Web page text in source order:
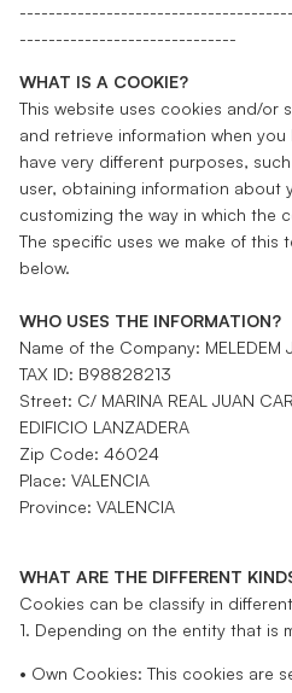
------------------------------
WHAT IS A COOKIE?
This website uses cookies and/or
and retrieve information when
have very different purposes,
user, obtaining information about
customizing the way in which the
The specific uses we make of this
below.
WHO USES THE INFORMATION?
Name of the Company: MELEDEM
TAX ID: B98828213
Street: C/ MARINA REAL JUAN
EDIFICIO LANZADERA
Zip Code: 46024
Place: VALENCIA
Province: VALENCIA
WHAT ARE THE DIFFERENT
Cookies can be classify in
1. Depending on the entity that is
• Own Cookies: This cookies are